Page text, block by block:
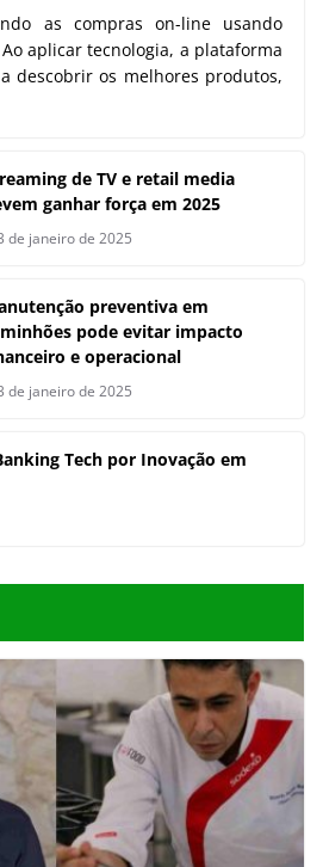
as compras on-line usando
aplicar tecnologia, a plataforma
descobrir os melhores produtos,
de TV e retail media
ganhar força em 2025
de janeiro de 2025
preventiva em
pode evitar impacto
e operacional
de janeiro de 2025
Tech por Inovação em